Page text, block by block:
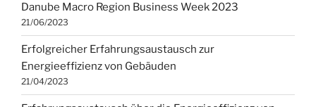
Danube Macro Region Business Week 2023
21/06/2023
Erfolgreicher Erfahrungsaustausch zur
Energieeffizienz von Gebäuden
21/04/2023